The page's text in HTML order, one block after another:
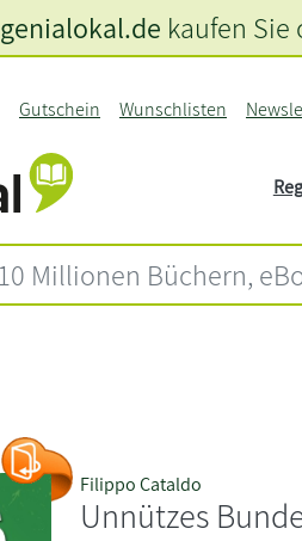
Gutschein Wunschlisten
genialokal.de kaufen
Filippo Cataldo
Unnützes